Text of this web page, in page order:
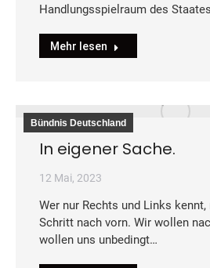
Handlungsspielraum des
Mehr lesen
Bündnis Deutschland
In eigener Sache.
12 Mai, 2023
Wer nur Rechts und Links
Schritt nach vorn. Wir wollen
wollen uns unbedingt…